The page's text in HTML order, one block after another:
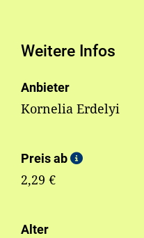
Weitere Infos
Anbieter
Kornelia Erdelyi
Preis ab
2,29 €
Alter